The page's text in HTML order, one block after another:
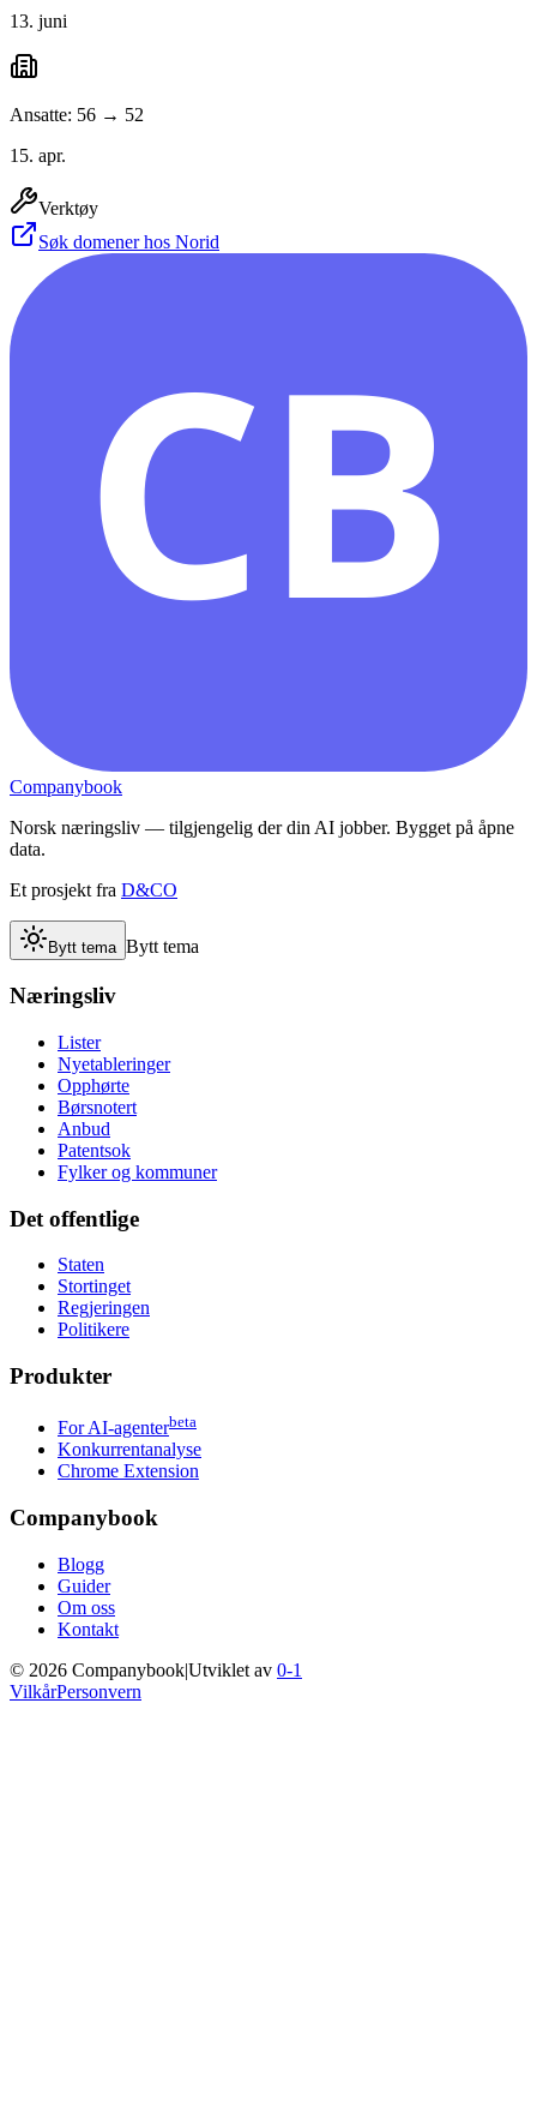
13. juni
Ansatte: 56 → 52
15. apr.
Verktøy
Søk domener hos Norid
CB
Companybook
Norsk næringsliv — tilgjengelig der din AI jobber. Bygget på åpne
data.
Et prosjekt fra D&CO
Bytt tema Bytt tema
Næringsliv
Lister
Nyetableringer
Opphørte
Børsnotert
Anbud
Patentsok
Fylker og kommuner
Det offentlige
Staten
Stortinget
Regjeringen
Politikere
Produkter
For AI-agenterbeta
Konkurrentanalyse
Chrome Extension
Companybook
Blogg
Guider
Om oss
Kontakt
© 2026 Companybook|Utviklet av 0-1
VilkårPersonvern